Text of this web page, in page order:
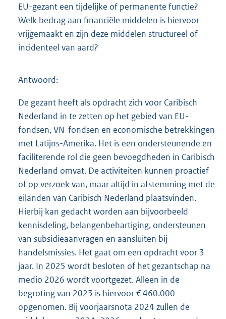
EU-gezant een tijdelijke of permanente functie?
Welk bedrag aan financiële middelen is hiervoor
vrijgemaakt en zijn deze middelen structureel of
incidenteel van aard?
Antwoord:
De gezant heeft als opdracht zich voor Caribisch
Nederland in te zetten op het gebied van EU-
fondsen, VN-fondsen en economische betrekkingen
met Latijns-Amerika. Het is een ondersteunende en
faciliterende rol die geen bevoegdheden in Caribisch
Nederland omvat. De activiteiten kunnen proactief
of op verzoek van, maar altijd in afstemming met de
eilanden van Caribisch Nederland plaatsvinden.
Hierbij kan gedacht worden aan bijvoorbeeld
kennisdeling, belangenbehartiging, ondersteunen
van subsidieaanvragen en aansluiten bij
handelsmissies. Het gaat om een opdracht voor 3
jaar. In 2025 wordt besloten of het gezantschap na
medio 2026 wordt voortgezet. Alleen in de
begroting van 2023 is hiervoor € 460.000
opgenomen. Bij voorjaarsnota 2024 zullen de